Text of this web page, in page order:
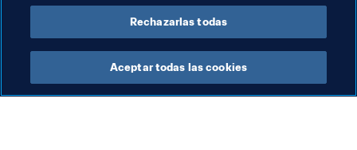
Rechazarlas todas
Aceptar todas las cookies